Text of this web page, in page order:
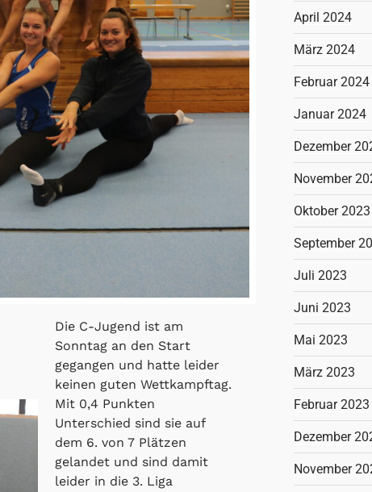
Die C-Jugend ist am
Sonntag an den Start
gegangen und hatte leider
keinen guten Wettkampftag.
Mit 0,4 Punkten
Unterschied sind sie auf
dem 6. von 7 Plätzen
gelandet und sind damit
leider in die 3. Liga
April 2024
März 2024
Februar 2024
Januar 2024
Dezember
November
Oktober 2023
September
Juli 2023
Juni 2023
Mai 2023
März 2023
Februar 2023
Dezember
November